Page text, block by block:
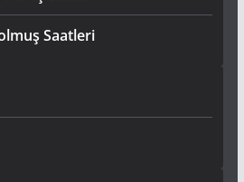
Saatleri